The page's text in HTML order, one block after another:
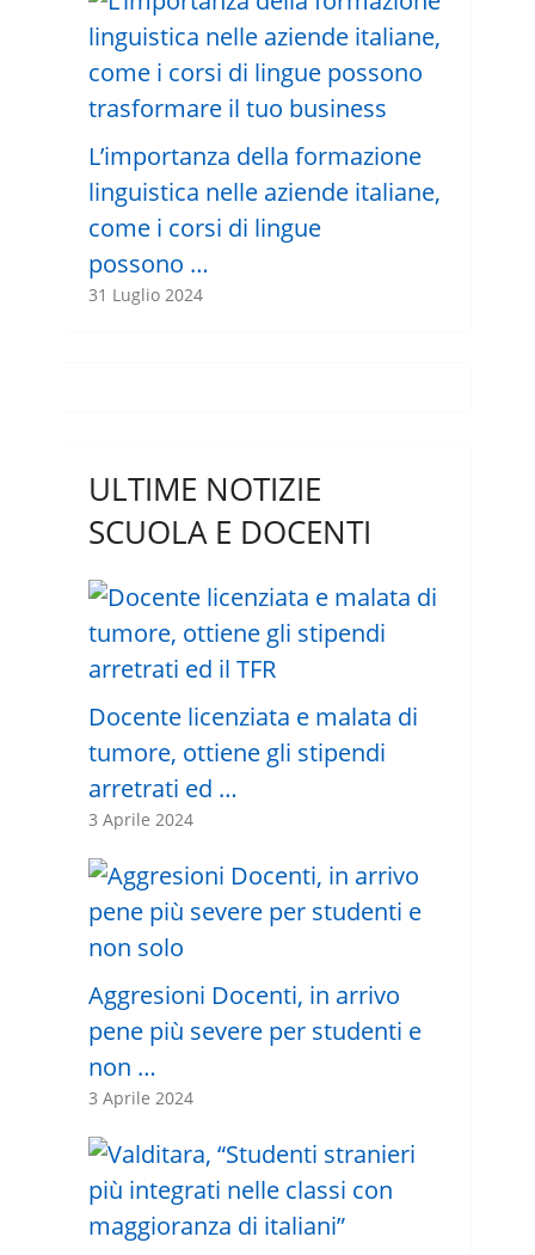
L’importanza della formazione
linguistica nelle aziende italiane,
come i corsi di lingue
possono …
31 Luglio 2024
ULTIME NOTIZIE
SCUOLA E DOCENTI
Docente licenziata e malata di
tumore, ottiene gli stipendi
arretrati ed …
3 Aprile 2024
Aggresioni Docenti, in arrivo
pene più severe per studenti e
non …
3 Aprile 2024